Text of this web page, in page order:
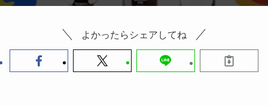
よかったらシェアしてね